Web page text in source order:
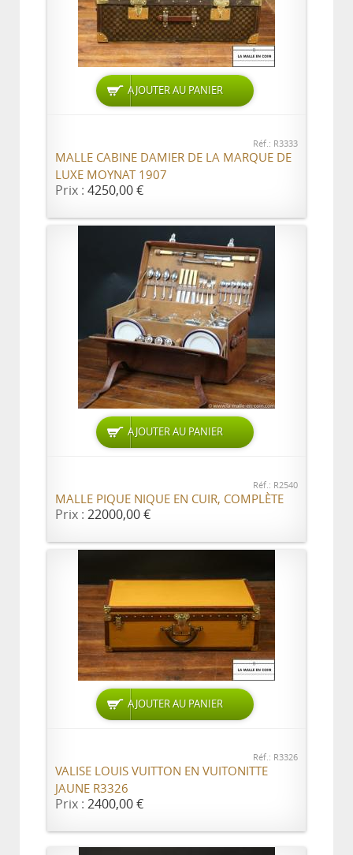
AJOUTER AU PANIER
Réf.: R3333
MALLE CABINE DAMIER DE LA MARQUE DE
LUXE MOYNAT 1907
Prix : 4250,00 €
AJOUTER AU PANIER
Réf.: R2540
MALLE PIQUE NIQUE EN CUIR, COMPLÈTE
Prix : 22000,00 €
AJOUTER AU PANIER
Réf.: R3326
VALISE LOUIS VUITTON EN VUITONITTE
JAUNE R3326
Prix : 2400,00 €